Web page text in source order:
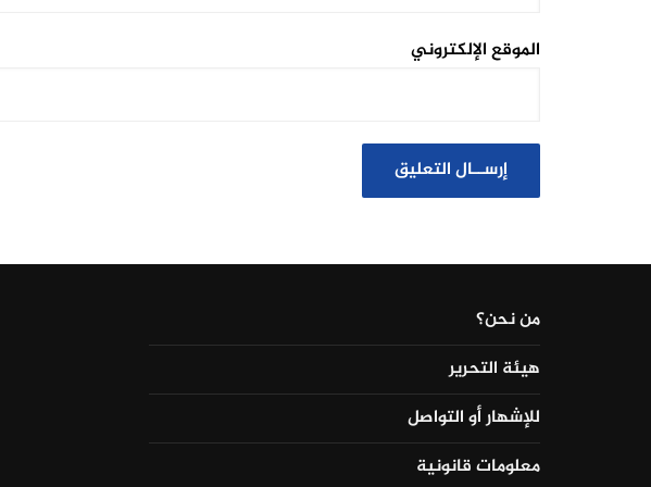
الموقع الإلكتروني
من نحن؟
هيئة التحرير
للإشهار أو التواصل
معلومات قانونية